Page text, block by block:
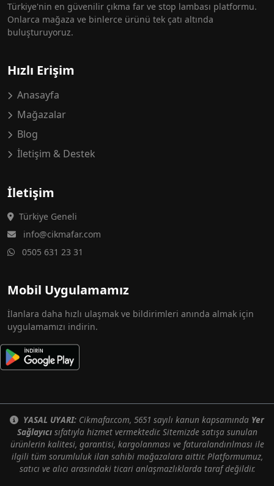
Türkiye'nin en güvenilir çıkma far ve stop lambası platformu.
Onlarca mağaza ve binlerce ürünü tek çatı altında
buluşturuyoruz.
Hızlı Erişim
Anasayfa
Mağazalar
Blog
İletişim & Destek
İletişim
Türkiye Geneli
info@cikmafar.com
0505 631 23 31
Mobil Uygulamamız
İlanlara daha hızlı ulaşmak ve bildirimleri anında almak için
uygulamamızı indirin.
YASAL UYARI: Cikmafar.com, 5651 sayılı kanun kapsamında Yer
Sağlayıcısıfatıyla hizmet vermektedir. Sitemizde satışa sunulan
ürünlerin kalitesi, garantisi, kargolanması ve faturalandırılması ile
ilgili tüm sorumluluk ilan sahibi mağazalara aittir. Platformumuz,
satıcı ve alıcı arasındaki ticari anlaşmazlıklarda taraf değildir.